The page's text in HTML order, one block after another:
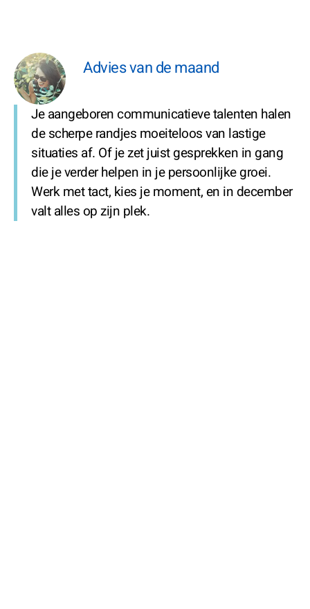
Advies van de maand
Je aangeboren communicatieve talenten halen
de scherpe randjes moeiteloos van lastige
situaties af. Of je zet juist gesprekken in gang
die je verder helpen in je persoonlijke groei.
Werk met tact, kies je moment, en in december
valt alles op zijn plek.